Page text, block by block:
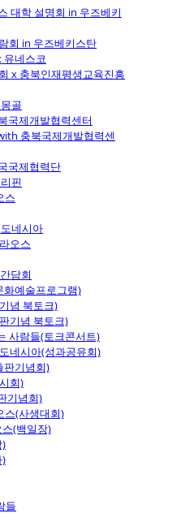
대학 설명회 in 우즈베키
회 in 우즈베키스탄
유네스코
x 충북인재평생교육진흥
골
국제개발협력센터
충북국제개발협력센
국제협력단
핀
스
네시아
오스
담회
화예술프로그램)
념 북토크)
기념 북토크)
사람들(토크콘서트)
네시아(성과공유회)
판기념회)
회)
기념회)
스(사생대회)
(백일장)
)
)
들